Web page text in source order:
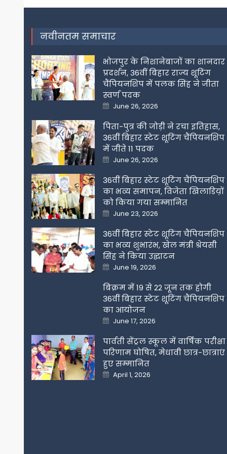
navigation
नवीनतम समाचार
भोजपुर के निशानेबाजों का शानदार
प्रदर्शन, 36वीं बिहार राज्य शूटिंग
चैंपियनशिप में पलक सिंह ने जीता
स्वर्ण पदक
Posted
on
June 26, 2026
पिता-पुत्र की जोड़ी ने रचा इतिहास,
36वीं बिहार स्टेट शूटिंग चैंपियनशिप
में जीते 11 पदक
Posted
on
June 26, 2026
36वीं बिहार स्टेट शूटिंग चैंपियनशिप
का भव्य समापन, विजेता खिलाडिय़ों
को किया गया सम्मानित
Posted
on
June 23, 2026
36वीं बिहार स्टेट शूटिंग चैंपियनशिप
का भव्य शुभारंभ, खेल मंत्री श्रेयसी
सिंह ने किया उद्घाटन
Posted
on
June 19, 2026
बिक्रम में 19 से 22 जून तक होगी
36वीं बिहार स्टेट शूटिंग चैंपियनशिप
का आयोजन
Posted
on
June 17, 2026
पार्वती सेंट्रल स्कूल में वार्षिक परीक्षा
परिणाम घोषित, मेधावी छात्र-छात्राएं
हुए सम्मानित
Posted
on
April 1, 2026